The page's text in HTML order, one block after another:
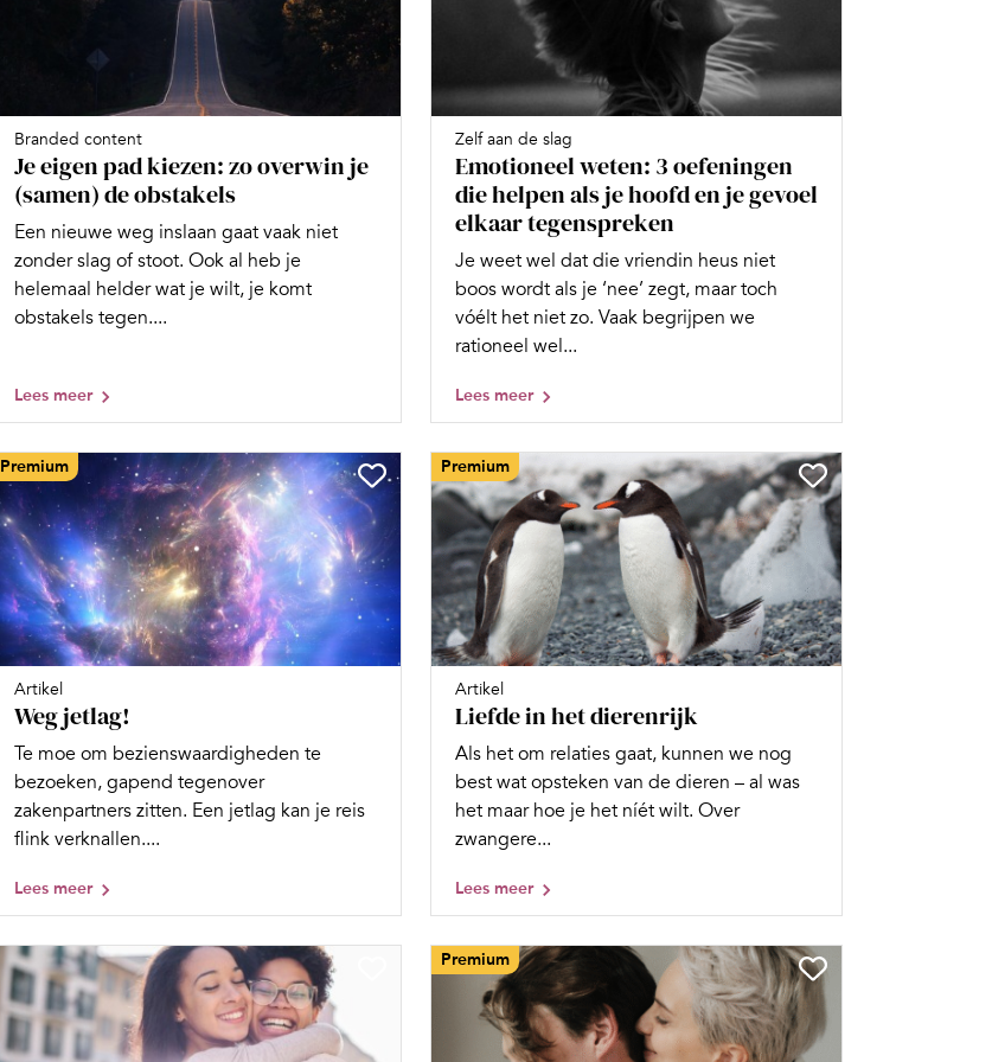
Branded content
Je eigen pad kiezen: zo overwin je
(samen) de obstakels
Een nieuwe weg inslaan gaat vaak niet
zonder slag of stoot. Ook al heb je
helemaal helder wat je wilt, je komt
obstakels tegen....
Lees meer
Zelf aan de slag
Emotioneel weten: 3 oefeningen
die helpen als je hoofd en je gevoel
elkaar tegenspreken
Je weet wel dat die vriendin heus niet
boos wordt als je ‘nee’ zegt, maar toch
vóélt het niet zo. Vaak begrijpen we
rationeel wel...
Lees meer
Premium
Artikel
Weg jetlag!
Te moe om bezienswaardigheden te
bezoeken, gapend tegenover
zakenpartners zitten. Een jetlag kan je reis
flink verknallen....
Lees meer
Premium
Artikel
Liefde in het dierenrijk
Als het om relaties gaat, kunnen we nog
best wat opsteken van de dieren – al was
het maar hoe je het níét wilt. Over
zwangere...
Lees meer
Premium